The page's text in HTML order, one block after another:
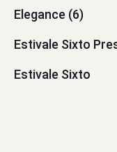
Elegance (6)
Estivale Sixto
Estivale Sixto